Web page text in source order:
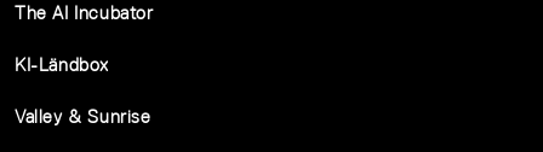
The AI Incubator
KI-Ländbox
Valley & Sunrise